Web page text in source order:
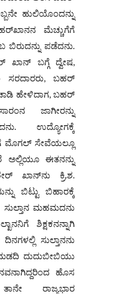
ಹುಲಿಯೊಂದನ್ನು
ಮೆಚ್ಚುಗೆಗೆ
ಬಿರುದನ್ನು ಪಡೆದನು.
ಖಾನ್‌‌ ಬಗ್ಗೆ ದ್ವೇಷ,
ಸರದಾರರು, ಬಹರ್
ಹೇಳಿದಾಗ, ಬಹರ್
ಜಾಗೀರನ್ನು
ಉದ್ಯೋಗಕ್ಕೆ
ಮೊಗಲ್ ಸೇವೆಯಲ್ಲೂ
ಅಲ್ಲಿಯೂ ಈತನನ್ನು
ಖಾನ್‌ನು ಕ್ರಿ.ಶ.
ಬಿಟ್ಟು ಬಿಹಾರಕ್ಕೆ
ಮಹಮದನು
ಶಿಕ್ಷಕನನ್ನಾಗಿ
ಸುಲ್ತಾನನು
ದುದುಬೀಬಿಯು
ಹೊಸ
ರಾಜ್ಯಭಾರ